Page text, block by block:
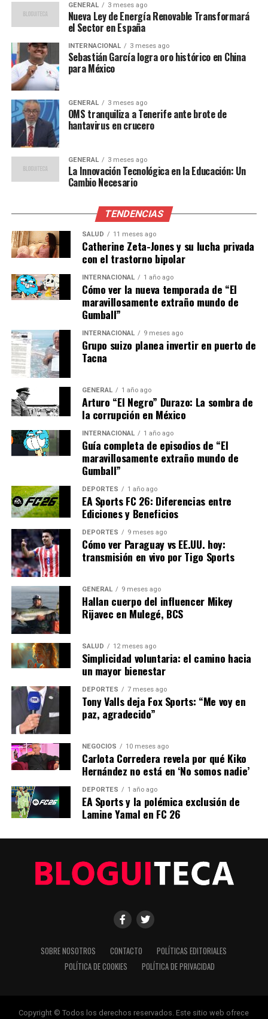
(FGR). Expertos en derecho han señalado que este es un
momento clave para evaluar las reformas necesarias que
garanticen la autonomía y eficiencia de la institución.
Según un informe del Instituto Nacional de Estadística
y Geografía (INEGI), la percepción de corrupción en el
sistema judicial mexicano sigue siendo alta, lo que
subraya la necesidad de cambios estructurales.
“La renuncia de Gertz
Manero es una oportunidad
para repensar el papel de
la FGR en la lucha contra la
impunidad”, afirmó la
analista política María
Fernanda Ríos.
El Futuro de la Fiscalía
Con la renuncia de Gertz Manero, el Senado enfrenta la
tarea de nombrar a un sucesor que pueda liderar la FGR
en un momento de grandes expectativas sociales y
políticas. La selección de un nuevo fiscal será crucial
para restaurar la confianza pública en el sistema
judicial.
El proceso de selección, que debe ser transparente y
basado en méritos, será observado de cerca tanto a nivel
nacional como internacional. La comunidad
internacional ha mostrado interés en el desarrollo de un
sistema judicial más robusto en México, especialmente
en el contexto de acuerdos bilaterales de seguridad y
justicia.
En conclusión, la renuncia de Alejandro Gertz Manero
no solo marca el fin de una era en la FGR, sino que
también representa un momento decisivo para el futuro
del sistema judicial en México. El Senado, al evaluar esta
renuncia, tiene la responsabilidad de asegurar que el
próximo líder de la Fiscalía esté comprometido con la
transparencia, la justicia y la rendición de cuentas.
NOTICIAS RELACIONADAS:
Héctor Elizalde Mora: Nuevo Líder de Investigación
Criminal en México
ANTERIOR
Rumores de renuncia de Gertz Manero agitan el Senado
de México
Editorial
Con años de experiencia en primera línea, buscamos los
dan forma a nuestro mundo. Impulsados por la integridad y
una mirada atenta al detalle, abordamos la política, la cultura y
para abrirnos paso entre el ruido y ofrecerte claridad en
GENERAL 3 meses ago
Nueva Ley de Energía Renovable Transformará
el Sector en España
INTERNACIONAL 3 meses ago
Sebastián García logra oro histórico en China
para México
GENERAL 3 meses ago
OMS tranquiliza a Tenerife ante brote de
hantavirus en crucero
GENERAL 3 meses ago
La Innovación Tecnológica en la Educación: Un
Cambio Necesario
TENDENCIAS
SALUD 11 meses ago
Catherine Zeta-Jones y su lucha privada
con el trastorno bipolar
INTERNACIONAL 1 año ago
Cómo ver la nueva temporada de “El
maravillosamente extraño mundo de
Gumball”
INTERNACIONAL 9 meses ago
Grupo suizo planea invertir en puerto de
Tacna
GENERAL 1 año ago
Arturo “El Negro” Durazo: La sombra de
la corrupción en México
INTERNACIONAL 1 año ago
Guía completa de episodios de “El
maravillosamente extraño mundo de
Gumball”
DEPORTES 1 año ago
EA Sports FC 26: Diferencias entre
Ediciones y Beneficios
DEPORTES 9 meses ago
Cómo ver Paraguay vs EE.UU. hoy:
transmisión en vivo por Tigo Sports
GENERAL 9 meses ago
Hallan cuerpo del influencer Mikey
Rijavec en Mulegé, BCS
SALUD 12 meses ago
Simplicidad voluntaria: el camino hacia
un mayor bienestar
DEPORTES 7 meses ago
Tony Valls deja Fox Sports: “Me voy en
paz, agradecido”
NEGOCIOS 10 meses ago
Carlota Corredera revela por qué Kiko
Hernández no está en ‘No somos nadie’
DEPORTES 1 año ago
EA Sports y la polémica exclusión de
Lamine Yamal en FC 26
SOBRE NOSOTROS CONTACTO
POLÍTICAS EDITORIALES
POLÍTICA DE COOKIES
POLÍTICA DE PRIVACIDAD
Copyright © Todos los derechos reservados. Este sitio web ofrece